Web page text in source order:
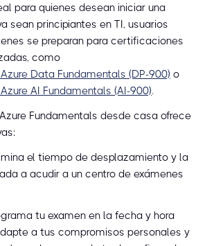
para quienes desean iniciar una
sean principiantes en TI, usuarios
se preparan para certificaciones
como
Data Fundamentals (DP-900) o
AI Fundamentals (AI-900).
Fundamentals desde casa ofrece
el tiempo de desplazamiento y la
a acudir a un centro de exámenes
tu examen en la fecha y hora
a tus compromisos personales y